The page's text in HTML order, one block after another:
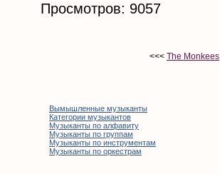
Просмотров: 9057
<<< The Monkees
Вымышленные музыканты
Категории музыкантов
Музыканты по алфавиту
Музыканты по группам
Музыканты по инструментам
Музыканты по оркестрам